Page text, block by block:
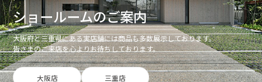
ショールームのご案内
大阪府と三重県にある実店舗には商品も多数展示しております。
皆さまのご来店を心よりお待ちしております。
大阪店 三重店